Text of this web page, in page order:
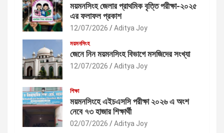
ময়মনসিংহ জেলার প্রাথমিক বৃত্তি পরীক্ষা-২০২৫
এর ফলাফল প্রকাশ
12/07/2026 Aditya Joy
ময়মনসিংহ
জেনে নিন ময়মনসিংহ বিভাগে মসজিদের সংখ্যা
12/07/2026 Aditya Joy
শিক্ষা
ময়মনসিংহে এইচএসসি পরীক্ষা ২০২৬ এ অংশ
নেবে ৭৩ হাজার শিক্ষার্থী
02/07/2026 Aditya Joy